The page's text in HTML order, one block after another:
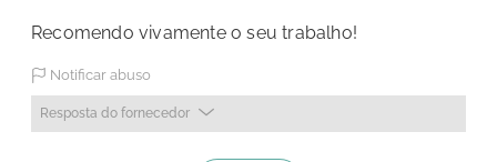
Recomendo vivamente o seu trabalho!
Notificar abuso
Resposta do fornecedor